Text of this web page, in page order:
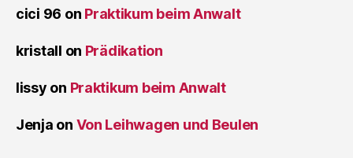
cici 96 on Praktikum beim Anwalt
kristall on Prädikation
lissy on Praktikum beim Anwalt
Jenja on Von Leihwagen und Beulen